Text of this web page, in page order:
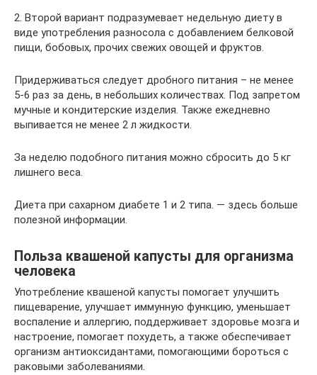
2. Второй вариант подразумевает недельную диету в
виде употребления разносола с добавлением белковой
пищи, бобовых, прочих свежих овощей и фруктов.
Придерживаться следует дробного питания – не менее
5-6 раз за день, в небольших количествах. Под запретом
мучные и кондитерские изделия. Также ежедневно
выпивается не менее 2 л жидкости.
За неделю подобного питания можно сбросить до 5 кг
лишнего веса.
Диета при сахарном диабете 1 и 2 типа. — здесь больше
полезной информации.
Польза квашеной капусты для организма
человека
Употребление квашеной капусты помогает улучшить
пищеварение, улучшает иммунную функцию, уменьшает
воспаление и аллергию, поддерживает здоровье мозга и
настроение, помогает похудеть, а также обеспечивает
организм антиоксидантами, помогающими бороться с
раковыми заболеваниями.